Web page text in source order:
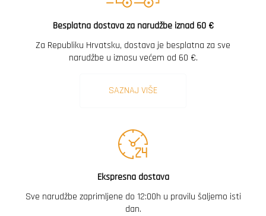
Besplatna dostava za narudžbe iznad 60 €
Za Republiku Hrvatsku, dostava je besplatna za sve
narudžbe u iznosu većem od 60 €.
SAZNAJ VIŠE
Ekspresna dostava
Sve narudžbe zaprimljene do 12:00h u pravilu šaljemo isti
dan.